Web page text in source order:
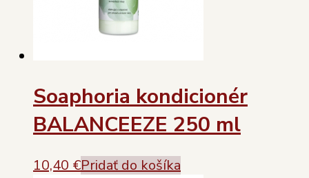
Soaphoria kondicionér
BALANCEEZE 250 ml
10,40 €Pridať do košíka